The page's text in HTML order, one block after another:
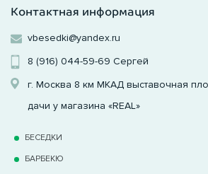
Контактная информация
vbesedki@yandex.ru
8 (916) 044-59-69 Сергей
г. Москва 8 км МКАД выставочная
дачи у магазина «REAL»
БЕСЕДКИ
БАРБЕКЮ